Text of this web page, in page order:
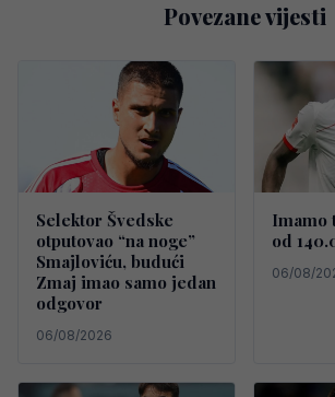
Povezane vijesti
Selektor Švedske
otputovao “na noge”
Smajloviću, budući
Zmaj imao samo jedan
odgovor
06/08/2026
Imamo
od
06/08/